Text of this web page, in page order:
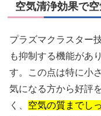
空気清浄効果で
プラズマクラスター
も抑制する機能があ
す。この点は特に小
気になる方から好評
く、 空気の質までし